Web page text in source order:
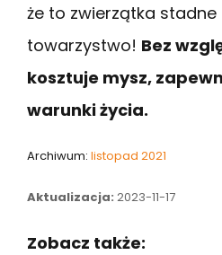
że to zwierzątka
towarzystwo! Bez
kosztuje mysz,
warunki życia.
Archiwum: listopad 2021
Aktualizacja: 2023-11-17
Zobacz także: